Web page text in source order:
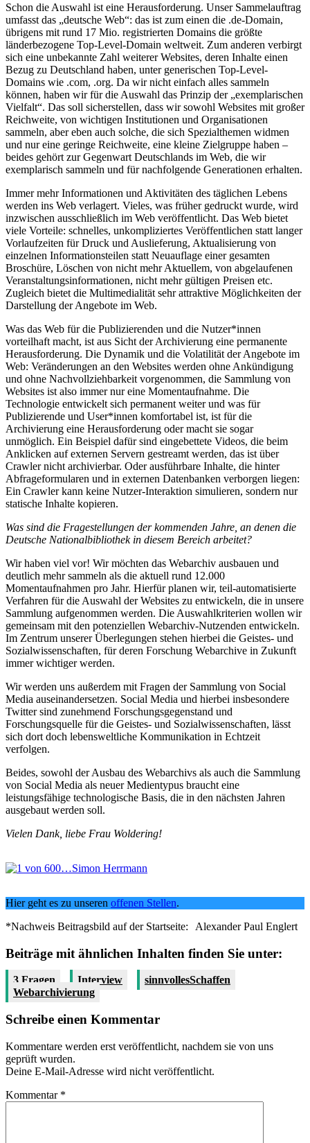
Schon die Auswahl ist eine Herausforderung. Unser Sammelauftrag
umfasst das „deutsche Web“: das ist zum einen die .de-Domain,
übrigens mit rund 17 Mio. registrierten Domains die größte
länderbezogene Top-Level-Domain weltweit. Zum anderen verbirgt
sich eine unbekannte Zahl weiterer Websites, deren Inhalte einen
Bezug zu Deutschland haben, unter generischen Top-Level-
Domains wie .com, .org. Da wir nicht einfach alles sammeln
können, haben wir für die Auswahl das Prinzip der „exemplarischen
Vielfalt“. Das soll sicherstellen, dass wir sowohl Websites mit großer
Reichweite, von wichtigen Institutionen und Organisationen
sammeln, aber eben auch solche, die sich Spezialthemen widmen
und nur eine geringe Reichweite, eine kleine Zielgruppe haben –
beides gehört zur Gegenwart Deutschlands im Web, die wir
exemplarisch sammeln und für nachfolgende Generationen erhalten.
Immer mehr Informationen und Aktivitäten des täglichen Lebens
werden ins Web verlagert. Vieles, was früher gedruckt wurde, wird
inzwischen ausschließlich im Web veröffentlicht. Das Web bietet
viele Vorteile: schnelles, unkompliziertes Veröffentlichen statt langer
Vorlaufzeiten für Druck und Auslieferung, Aktualisierung von
einzelnen Informationsteilen statt Neuauflage einer gesamten
Broschüre, Löschen von nicht mehr Aktuellem, von abgelaufenen
Veranstaltungsinformationen, nicht mehr gültigen Preisen etc.
Zugleich bietet die Multimedialität sehr attraktive Möglichkeiten der
Darstellung der Angebote im Web.
Was das Web für die Publizierenden und die Nutzer*innen
vorteilhaft macht, ist aus Sicht der Archivierung eine permanente
Herausforderung. Die Dynamik und die Volatilität der Angebote im
Web: Veränderungen an den Websites werden ohne Ankündigung
und ohne Nachvollziehbarkeit vorgenommen, die Sammlung von
Websites ist also immer nur eine Momentaufnahme. Die
Technologie entwickelt sich permanent weiter und was für
Publizierende und User*innen komfortabel ist, ist für die
Archivierung eine Herausforderung oder macht sie sogar
unmöglich. Ein Beispiel dafür sind eingebettete Videos, die beim
Anklicken auf externen Servern gestreamt werden, das ist über
Crawler nicht archivierbar. Oder ausführbare Inhalte, die hinter
Abfrageformularen und in externen Datenbanken verborgen liegen:
Ein Crawler kann keine Nutzer-Interaktion simulieren, sondern nur
statische Inhalte kopieren.
Was sind die Fragestellungen der kommenden Jahre, an denen die
Deutsche Nationalbibliothek in diesem Bereich arbeitet?
Wir haben viel vor! Wir möchten das Webarchiv ausbauen und
deutlich mehr sammeln als die aktuell rund 12.000
Momentaufnahmen pro Jahr. Hierfür planen wir, teil-automatisierte
Verfahren für die Auswahl der Websites zu entwickeln, die in unsere
Sammlung aufgenommen werden. Die Auswahlkriterien wollen wir
gemeinsam mit den potenziellen Webarchiv-Nutzenden entwickeln.
Im Zentrum unserer Überlegungen stehen hierbei die Geistes- und
Sozialwissenschaften, für deren Forschung Webarchive in Zukunft
immer wichtiger werden.
Wir werden uns außerdem mit Fragen der Sammlung von Social
Media auseinandersetzen. Social Media und hierbei insbesondere
Twitter sind zunehmend Forschungsgegenstand und
Forschungsquelle für die Geistes- und Sozialwissenschaften, lässt
sich dort doch lebensweltliche Kommunikation in Echtzeit
verfolgen.
Beides, sowohl der Ausbau des Webarchivs als auch die Sammlung
von Social Media als neuer Medientypus braucht eine
leistungsfähige technologische Basis, die in den nächsten Jahren
ausgebaut werden soll.
Vielen Dank, liebe Frau Woldering!
Hier geht es zu unseren offenen Stellen.
*Nachweis Beitragsbild auf der Startseite:
Alexander Paul Englert
Beiträge mit ähnlichen Inhalten finden Sie unter:
3 Fragen Interview
sinnvollesSchaffen
Webarchivierung
Schreibe einen Kommentar
Kommentare werden erst veröffentlicht, nachdem sie von uns
geprüft wurden.
Deine E-Mail-Adresse wird nicht veröffentlicht.
Kommentar *